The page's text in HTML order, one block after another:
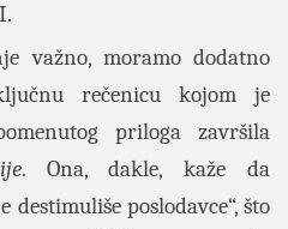
važno, moramo dodatno
rečenicu kojom je
priloga završila
. Ona, dakle, kaže da
destimuliše poslodavce“, što